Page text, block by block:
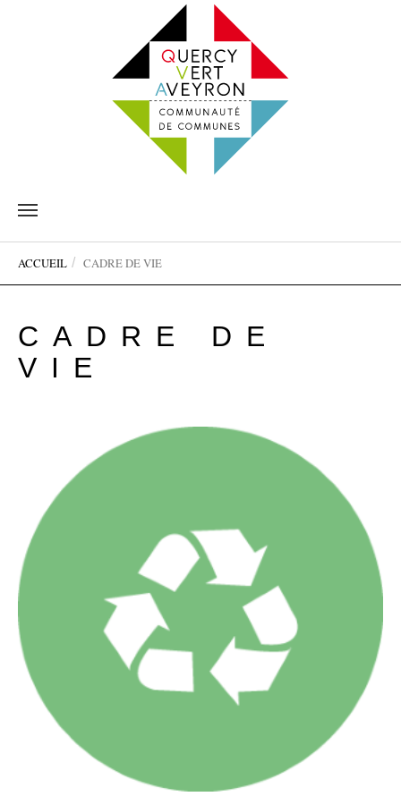
êtes
ACCUEIL CADRE DE VIE
CADRE DE
VIE